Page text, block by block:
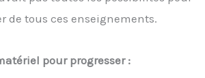
de tous ces enseignements.
pour progresser :